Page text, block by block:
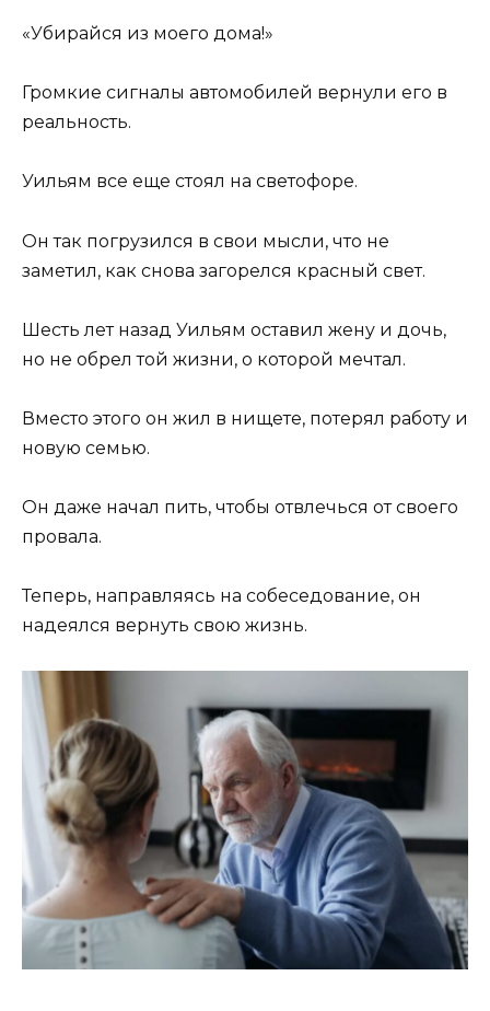
«Убирайся из моего дома!»
Громкие сигналы автомобилей вернули его в
реальность.
Уильям все еще стоял на светофоре.
Он так погрузился в свои мысли, что не
заметил, как снова загорелся красный свет.
Шесть лет назад Уильям оставил жену и дочь,
но не обрел той жизни, о которой мечтал.
Вместо этого он жил в нищете, потерял работу и
новую семью.
Он даже начал пить, чтобы отвлечься от своего
провала.
Теперь, направляясь на собеседование, он
надеялся вернуть свою жизнь.